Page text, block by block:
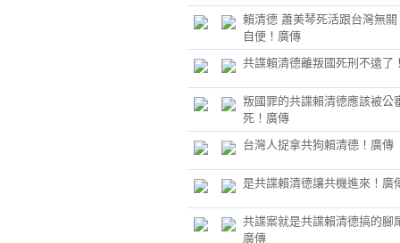
賴清德 蕭美琴死活跟台灣無關
自便！廣傳
共諜賴清德離叛國死刑不遠了
叛國罪的共諜賴清德應該被公
死！廣傳
台灣人捉拿共狗賴清德！廣傳
是共諜賴清德讓共機進來！廣
共諜案就是共諜賴清德搞的腳
廣傳